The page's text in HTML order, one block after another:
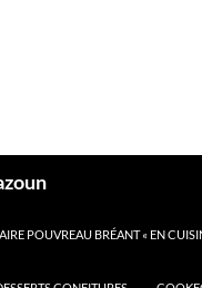
POUVREAU BRÉANT « EN